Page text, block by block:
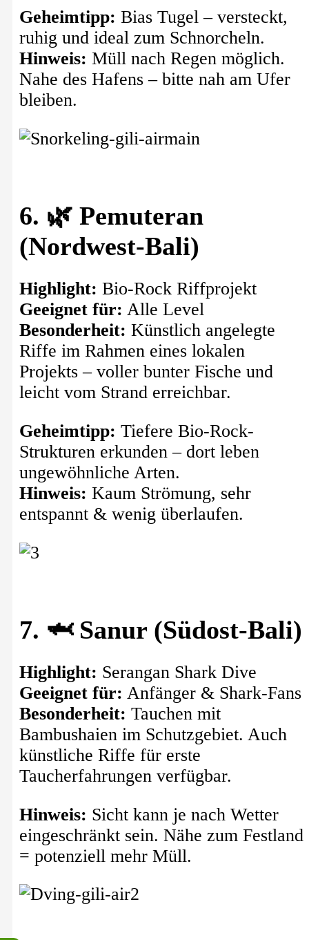
Geheimtipp: Bias Tugel – versteckt,
ruhig und ideal zum Schnorcheln.
Hinweis: Müll nach Regen möglich.
Nahe des Hafens – bitte nah am Ufer
bleiben.
6. 🌿 Pemuteran
(Nordwest-Bali)
Highlight: Bio-Rock Riffprojekt
Geeignet für: Alle Level
Besonderheit: Künstlich angelegte
Riffe im Rahmen eines lokalen
Projekts – voller bunter Fische und
leicht vom Strand erreichbar.
Geheimtipp: Tiefere Bio-Rock-
Strukturen erkunden – dort leben
ungewöhnliche Arten.
Hinweis: Kaum Strömung, sehr
entspannt & wenig überlaufen.
7. 🦈 Sanur (Südost-Bali)
Highlight: Serangan Shark Dive
Geeignet für: Anfänger & Shark-Fans
Besonderheit: Tauchen mit
Bambushaien im Schutzgebiet. Auch
künstliche Riffe für erste
Taucherfahrungen verfügbar.
Hinweis: Sicht kann je nach Wetter
eingeschränkt sein. Nähe zum Festland
= potenziell mehr Müll.